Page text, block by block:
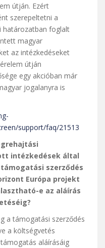
útján. Ezért
szerepeltetni a
határozatban foglalt
magyar
az intézkedéseket
útján
egy akcióban már
jogalanyra is
support/faq/21513
intézkedések által
szerződés
Európa projekt
e az aláírás
a támogatási szerződés
a költségvetés
aláírásáig